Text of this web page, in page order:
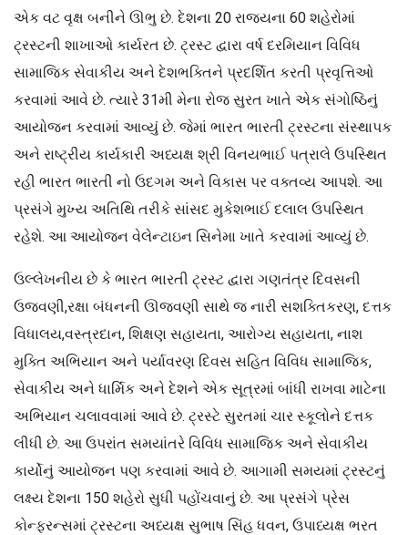
એક વટ વૃક્ષ બનીને ઊભુ છે. દેશના 20 રાજ્યના 60 શહેરોમાં
ટ્રસ્ટની શાખાઓ કાર્યરત છે. ટ્રસ્ટ દ્વારા વર્ષ દરમિયાન વિવિધ
સામાજિક સેવાકીય અને દેશભક્તિને પ્રદર્શિત કરતી પ્રવૃત્તિઓ
કરવામાં આવે છે. ત્યારે 31મી મેના રોજ સુરત ખાતે એક સંગોષ્ઠિનું
આયોજન કરવામાં આવ્યું છે. જેમાં ભારત ભારતી ટ્રસ્ટના સંસ્થાપક
અને રાષ્ટ્રીય કાર્યકારી અધ્યક્ષ શ્રી વિનયભાઈ પત્રાલે ઉપસ્થિત
રહી ભારત ભારતી નો ઉદગમ અને વિકાસ પર વક્તવ્ય આપશે. આ
પ્રસંગે મુખ્ય અતિથિ તરીકે સાંસદ મુકેશભાઈ દલાલ ઉપસ્થિત
રહેશે. આ આયોજન વેલેન્ટાઇન સિનેમા ખાતે કરવામાં આવ્યું છે.
ઉલ્લેખનીય છે કે ભારત ભારતી ટ્રસ્ટ દ્વારા ગણતંત્ર દિવસની
ઉજવણી,રક્ષા બંધનની ઊજવણી સાથે જ નારી સશક્તિકરણ, દત્તક
વિધાલય,વસ્ત્રદાન, શિક્ષણ સહાયતા, આરોગ્ય સહાયતા, નાશ
મુક્તિ અભિયાન અને પર્યાવરણ દિવસ સહિત વિવિધ સામાજિક,
સેવાકીય અને ધાર્મિક અને દેશને એક સૂત્રમાં બાંધી રાખવા માટેના
અભિયાન ચલાવવામાં આવે છે. ટ્રસ્ટે સુરતમાં ચાર સ્કૂલોને દત્તક
લીધી છે. આ ઉપરાંત સમયાંતરે વિવિધ સામાજિક અને સેવાકીય
કાર્યોનું આયોજન પણ કરવામાં આવે છે. આગામી સમયમાં ટ્રસ્ટનું
લક્ષ્ય દેશના 150 શહેરો સુધી પહોંચવાનું છે. આ પ્રસંગે પ્રેસ
કોન્ફરન્સમાં ટ્રસ્ટના અધ્યક્ષ સુભાષ સિંહ ધવન, ઉપાધ્યક્ષ ભરત